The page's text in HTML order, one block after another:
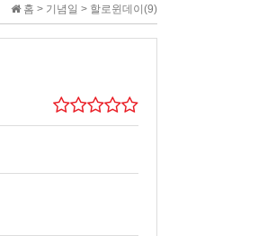
홈 > 기념일 > 할로윈데이(9)